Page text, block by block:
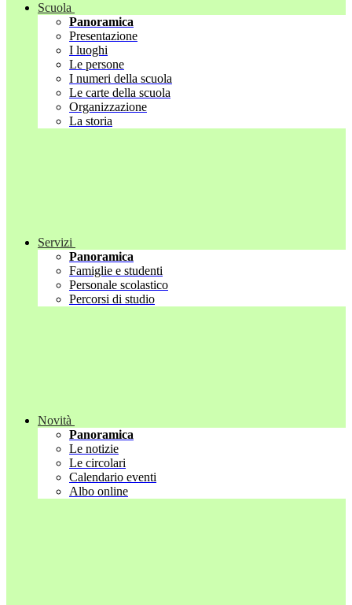
Scuola
Panoramica
Presentazione
I luoghi
Le persone
I numeri della scuola
Le carte della scuola
Organizzazione
La storia
Servizi
Panoramica
Famiglie e studenti
Personale scolastico
Percorsi di studio
Novità
Panoramica
Le notizie
Le circolari
Calendario eventi
Albo online